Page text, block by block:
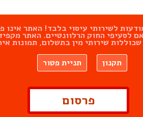
מודעות לשירותי עיסוי בלבד!
לסעיפי החוק הרלוונטיים. האתר
שירותי מין בתשלום, תמונות
תקנון
תניית פטור
פרסום